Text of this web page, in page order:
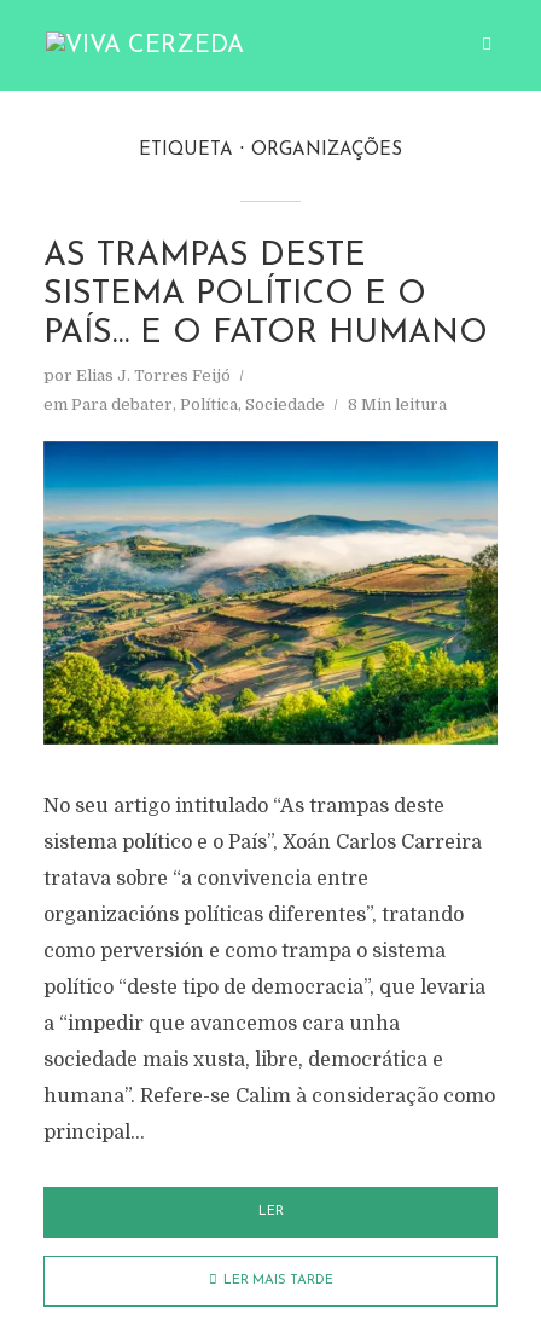
ETIQUETA ORGANIZAÇÕES
AS TRAMPAS DESTE
SISTEMA POLÍTICO E O
PAÍS… E O FATOR HUMANO
por Elias J. Torres Feijó
em Para debater, Política, Sociedade 8 Min leitura
No seu artigo intitulado “As trampas deste
sistema político e o País”, Xoán Carlos Carreira
tratava sobre “a convivencia entre
organizacións políticas diferentes”, tratando
como perversión e como trampa o sistema
político “deste tipo de democracia”, que levaria
a “impedir que avancemos cara unha
sociedade mais xusta, libre, democrática e
humana”. Refere-se Calim à consideração como
principal...
LER
LER MAIS TARDE